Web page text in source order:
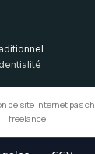
de site internet pas
freelance